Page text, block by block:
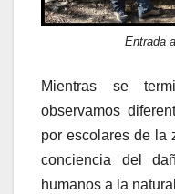
Entrada
Mientras se
observamos
por escolares de la
conciencia del
humanos a la